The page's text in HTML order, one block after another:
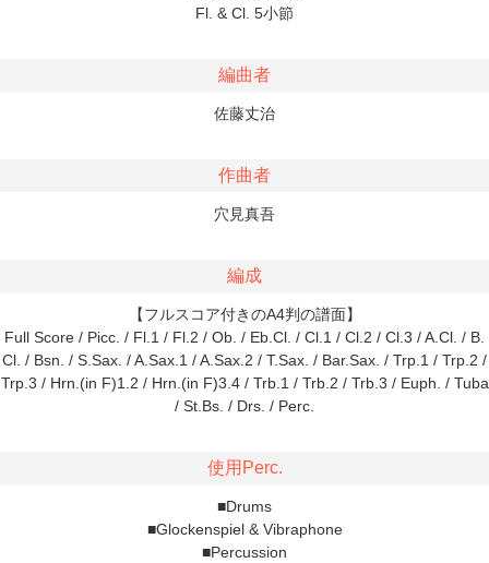
Fl. & Cl. 5小節
編曲者
佐藤丈治
作曲者
穴見真吾
編成
【フルスコア付きのA4判の譜面】
Full Score / Picc. / Fl.1 / Fl.2 / Ob. / Eb.Cl. / Cl.1 / Cl.2 / Cl.3 / A.Cl. / B.
Cl. / Bsn. / S.Sax. / A.Sax.1 / A.Sax.2 / T.Sax. / Bar.Sax. / Trp.1 / Trp.2 /
Trp.3 / Hrn.(in F)1.2 / Hrn.(in F)3.4 / Trb.1 / Trb.2 / Trb.3 / Euph. / Tuba
/ St.Bs. / Drs. / Perc.
使用Perc.
■Drums
■Glockenspiel & Vibraphone
■Percussion